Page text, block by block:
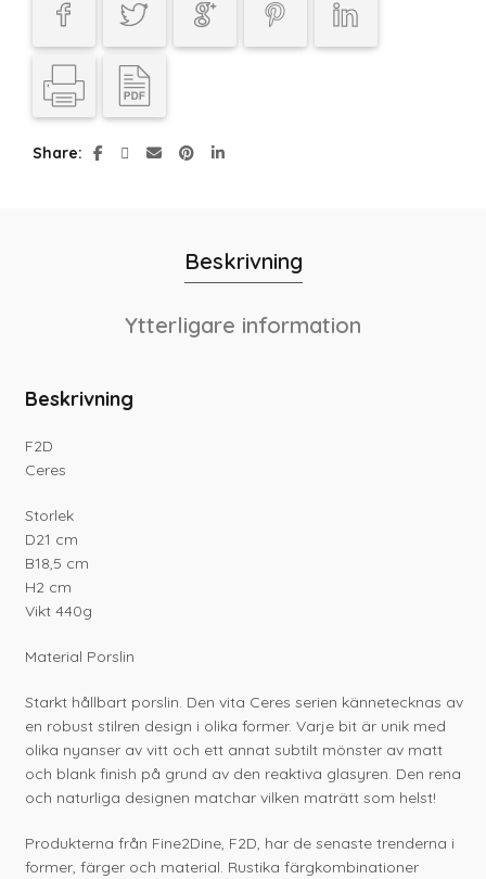
Share
Beskrivning
Ytterligare information
Beskrivning
F2D
Ceres
Storlek
D21 cm
B18,5 cm
H2 cm
Vikt 440g
Material Porslin
Starkt hållbart porslin. Den vita Ceres serien kännetecknas av
en robust stilren design i olika former. Varje bit är unik med
olika nyanser av vitt och ett annat subtilt mönster av matt
och blank finish på grund av den reaktiva glasyren. Den rena
och naturliga designen matchar vilken maträtt som helst!
Produkterna från Fine2Dine, F2D, har de senaste trenderna i
former, färger och material. Rustika färgkombinationer